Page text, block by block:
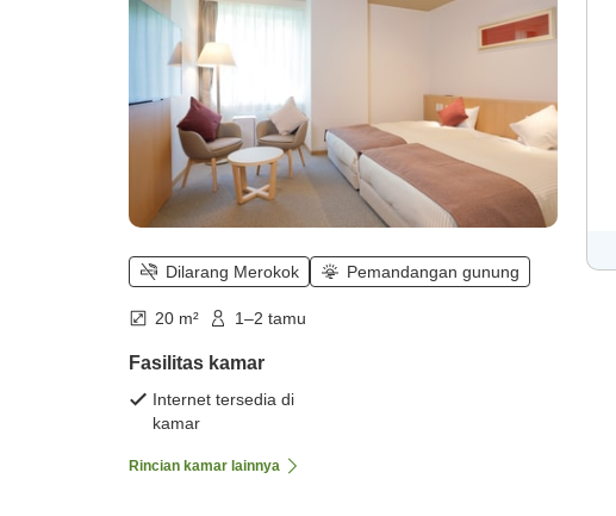
Dilarang Merokok Pemandangan gunung
20 m² 1–2 tamu
Fasilitas kamar
Internet tersedia di
kamar
Rincian kamar lainnya